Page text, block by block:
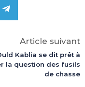
Share
on
Article suivant
Kablia se dit prêt à
la question des fusils
de chasse